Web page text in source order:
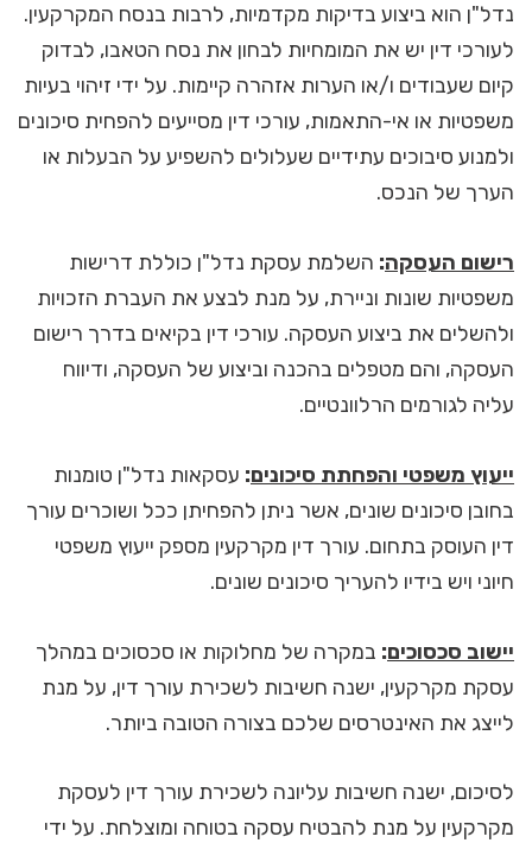
נדל"ן הוא ביצוע בדיקות מקדמיות, לרבות בנסח המקרקעין.
לעורכי דין יש את המומחיות לבחון את נסח הטאבו, לבדוק
קיום שעבודים ו/או הערות אזהרה קיימות. על ידי זיהוי בעיות
משפטיות או אי-התאמות, עורכי דין מסייעים להפחית סיכונים
ולמנוע סיבוכים עתידיים שעלולים להשפיע על הבעלות או
הערך של הנכס.
רישום העסקה: השלמת עסקת נדל"ן כוללת דרישות
משפטיות שונות וניירת, על מנת לבצע את העברת הזכויות
ולהשלים את ביצוע העסקה. עורכי דין בקיאים בדרך רישום
העסקה, והם מטפלים בהכנה וביצוע של העסקה, ודיווח
עליה לגורמים הרלוונטיים.
ייעוץ משפטי והפחתת סיכונים: עסקאות נדל"ן טומנות
בחובן סיכונים שונים, אשר ניתן להפחיתן ככל ושוכרים עורך
דין העוסק בתחום. עורך דין מקרקעין מספק ייעוץ משפטי
חיוני ויש בידיו להעריך סיכונים שונים.
יישוב סכסוכים: במקרה של מחלוקות או סכסוכים במהלך
עסקת מקרקעין, ישנה חשיבות לשכירת עורך דין, על מנת
לייצג את האינטרסים שלכם בצורה הטובה ביותר.
לסיכום, ישנה חשיבות עליונה לשכירת עורך דין לעסקת
מקרקעין על מנת להבטיח עסקה בטוחה ומוצלחת. על ידי